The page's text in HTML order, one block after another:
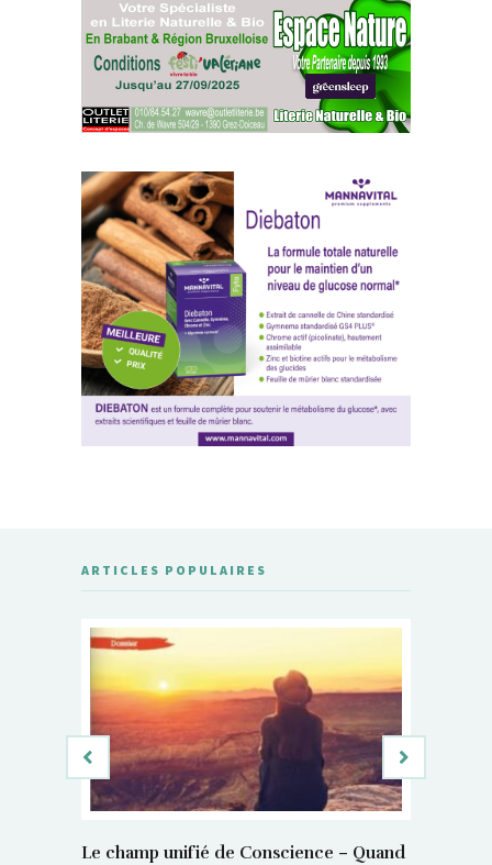
ARTICLES POPULAIRES
Le champ unifié de Conscience – Quand